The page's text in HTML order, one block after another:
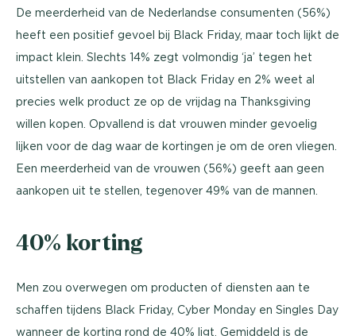
De meerderheid van de Nederlandse consumenten (56%)
heeft een positief gevoel bij Black Friday, maar toch lijkt de
impact klein. Slechts 14% zegt volmondig ‘ja’ tegen het
uitstellen van aankopen tot Black Friday en 2% weet al
precies welk product ze op de vrijdag na Thanksgiving
willen kopen. Opvallend is dat vrouwen minder gevoelig
lijken voor de dag waar de kortingen je om de oren vliegen.
Een meerderheid van de vrouwen (56%) geeft aan geen
aankopen uit te stellen, tegenover 49% van de mannen.
40% korting
Men zou overwegen om producten of diensten aan te
schaffen tijdens Black Friday, Cyber Monday en Singles Day
wanneer de korting rond de 40% ligt. Gemiddeld is de